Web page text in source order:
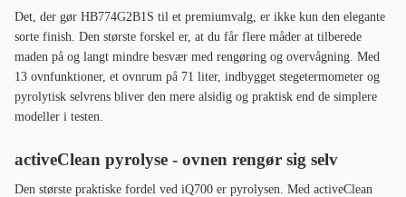
Det, der gør HB774G2B1S til et premiumvalg, er ikke kun den elegante
sorte finish. Den største forskel er, at du får flere måder at tilberede
maden på og langt mindre besvær med rengøring og overvågning. Med
13 ovnfunktioner, et ovnrum på 71 liter, indbygget stegetermometer og
pyrolytisk selvrens bliver den mere alsidig og praktisk end de simplere
modeller i testen.
activeClean pyrolyse - ovnen rengør sig selv
Den største praktiske fordel ved iQ700 er pyrolysen. Med activeClean